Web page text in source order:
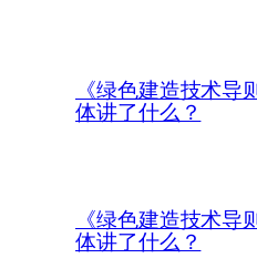
《绿色建造技术导
体讲了什么？
《绿色建造技术导
体讲了什么？